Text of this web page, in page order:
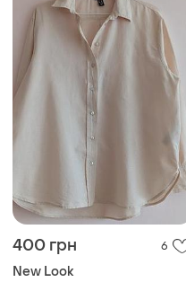
400 грн 6
New Look